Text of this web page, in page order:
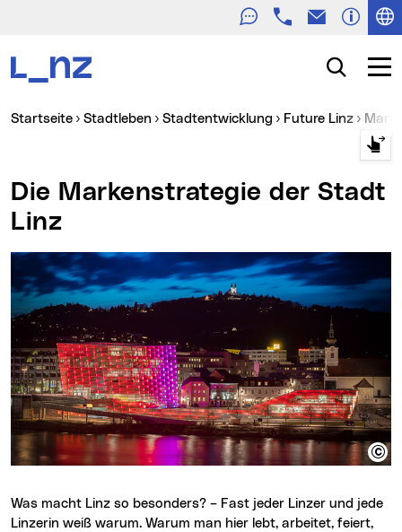
TelefonE-Mail
Suche
Sie sind hier:
Startseite Stadtleben Stadtentwicklung Future Linz
Die Markenstrategie der Stadt
Linz
Was macht Linz so besonders? – Fast jeder Linzer und jede
Linzerin weiß warum. Warum man hier lebt, arbeitet, feiert,